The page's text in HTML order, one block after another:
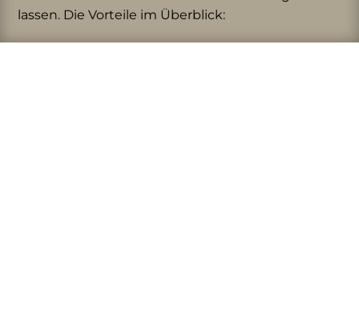
lassen. Die Vorteile im Überblick: